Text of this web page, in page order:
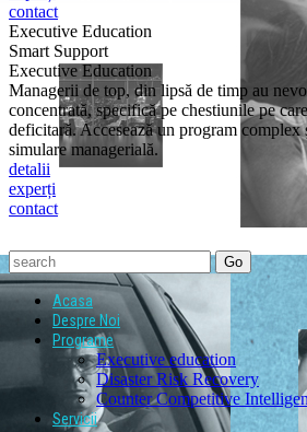
contact
Executive Education
Smart Support
Executive Education
Managerii de top, din lipsă de timp au
concentrată, specifică pe chestiunile pe
deficitară. Accesează un program complex
simulare managerială.
detalii
experți
contact
Acasa
Despre Noi
Programe
Executive education
Disaster Risk Recovery
Counter Competitive
Servicii